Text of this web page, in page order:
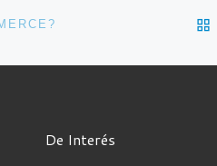
De Interés